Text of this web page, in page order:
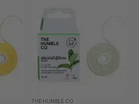
THE HUMBLE CO